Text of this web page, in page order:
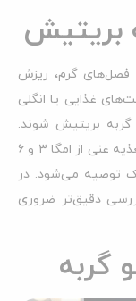
بریتیش
فصل‌های گرم، ریزش
غذایی یا انگلی
بریتیش شوند.
برای کنترل این وضعیت، برس کشیدن منظم، تغذیه غنی از امگا ۳ و ۶
توصیه می‌شود. در
دقیق‌تر ضروری
گربه